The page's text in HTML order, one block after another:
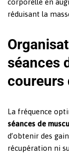
corporelle en
réduisant la
séances
coureurs
La fréquence
séances de
d’obtenir des
récupération ni